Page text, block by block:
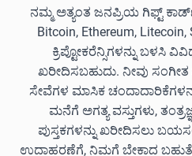
ನಮ್ಮ ಅತ್ಯಂತ ಜನಪ್ರಿಯ ಗಿಫ್ಟ್
Bitcoin, Ethereum,
ಕ್ರಿಪ್ಟೋಕರೆನ್ಸಿಗಳನ್ನು ಬಳಸಿ
ಖರೀದಿಸಬಹುದು. ನೀವು
ಸೇವೆಗಳ ಮಾಸಿಕ
ಮನೆಗೆ ಅಗತ್ಯ ವಸ್ತುಗಳು,
ಪುಸ್ತಕಗಳನ್ನು ಖರೀದಿಸಲು
ಉದಾಹರಣೆಗೆ, ನಿಮಗೆ ಬೇಕಾದ